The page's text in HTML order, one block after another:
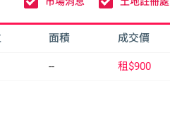
面積 成交價
-- 租$900